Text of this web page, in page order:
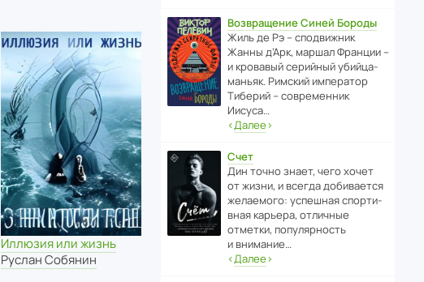
Иллюзия или жизнь
Руслан Собянин
Возвращение Синей Бороды
Жиль де Рэ – спод­ви­жник
Жанны д’Арк, маршал Франции –
и кровавый серийный убийца-
маньяк. Римский импе­ратор
Тиберий – совре­менник
Иисуса…
‹Далее›
Счет
Дин точно знает, чего хочет
от жизни, и всегда доби­ва­ется
жела­е­мого: успе­шная спор­ти­
вная карьера, отли­чные
отметки, попу­ля­р­ность
и внимание…
‹Далее›